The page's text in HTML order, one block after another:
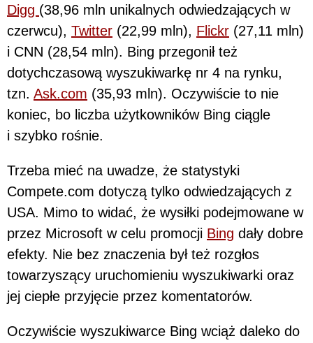
Digg (38,96 mln unikalnych odwiedzających w
czerwcu), Twitter (22,99 mln), Flickr (27,11 mln)
i CNN (28,54 mln). Bing przegonił też
dotychczasową wyszukiwarkę nr 4 na rynku,
tzn. Ask.com (35,93 mln). Oczywiście to nie
koniec, bo liczba użytkowników Bing ciągle
i szybko rośnie.
Trzeba mieć na uwadze, że statystyki
Compete.com dotyczą tylko odwiedzających z
USA. Mimo to widać, że wysiłki podejmowane w
przez Microsoft w celu promocji Bing dały dobre
efekty. Nie bez znaczenia był też rozgłos
towarzyszący uruchomieniu wyszukiwarki oraz
jej ciepłe przyjęcie przez komentatorów.
Oczywiście wyszukiwarce Bing wciąż daleko do